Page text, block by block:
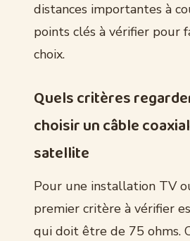
distances importantes à
points clés à vérifier pour
choix.
Quels critères
choisir un câble
satellite
Pour une installation TV
premier critère à vérifier
qui doit être de 75 ohms.